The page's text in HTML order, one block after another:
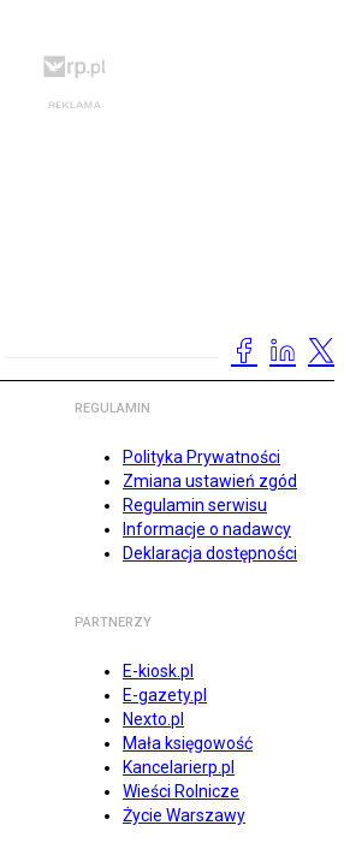
REGULAMIN
Polityka Prywatności
Zmiana ustawień zgód
Regulamin serwisu
Informacje o nadawcy
Deklaracja dostępności
PARTNERZY
E-kiosk.pl
E-gazety.pl
Nexto.pl
Mała księgowość
Kancelarierp.pl
Wieści Rolnicze
Życie Warszawy